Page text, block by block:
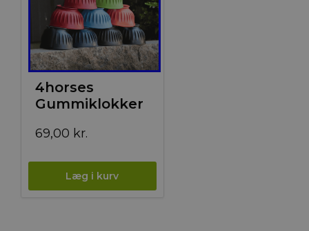
4horses
Gummiklokker
69,00 kr.